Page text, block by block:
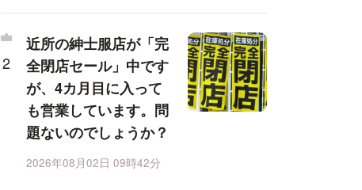
近所の紳士服店が「完
全閉店セール」中です
が、4カ月目に入って
も営業しています。問
題ないのでしょうか？
2026年08月02日 09時42分